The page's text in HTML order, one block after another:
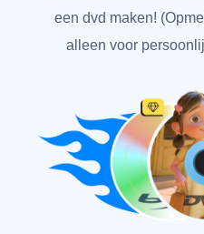
een dvd maken!
alleen voor